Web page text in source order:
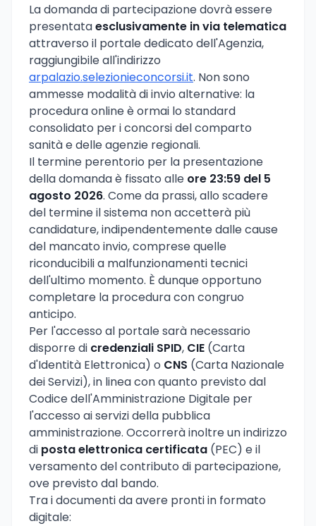
La domanda di partecipazione dovrà essere
presentataesclusivamente in via telematica
attraverso il portale dedicato dell'Agenzia,
raggiungibile all'indirizzo
arpalazio.selezionieconcorsi.it. Non sono
ammesse modalità di invio alternative: la
procedura online è ormai lo standard
consolidato per i concorsi del comparto
sanità e delle agenzie regionali.
Il termine perentorio per la presentazione
della domanda è fissato alle ore 23:59 del 5
agosto 2026. Come da prassi, allo scadere
del termine il sistema non accetterà più
candidature, indipendentemente dalle cause
del mancato invio, comprese quelle
riconducibili a malfunzionamenti tecnici
dell'ultimo momento. È dunque opportuno
completare la procedura con congruo
anticipo.
Per l'accesso al portale sarà necessario
disporre di credenziali SPID, CIE (Carta
d'Identità Elettronica) o CNS (Carta Nazionale
dei Servizi), in linea con quanto previsto dal
Codice dell'Amministrazione Digitale per
l'accesso ai servizi della pubblica
amministrazione. Occorrerà inoltre un indirizzo
di posta elettronica certificata (PEC) e il
versamento del contributo di partecipazione,
ove previsto dal bando.
Tra i documenti da avere pronti in formato
digitale: